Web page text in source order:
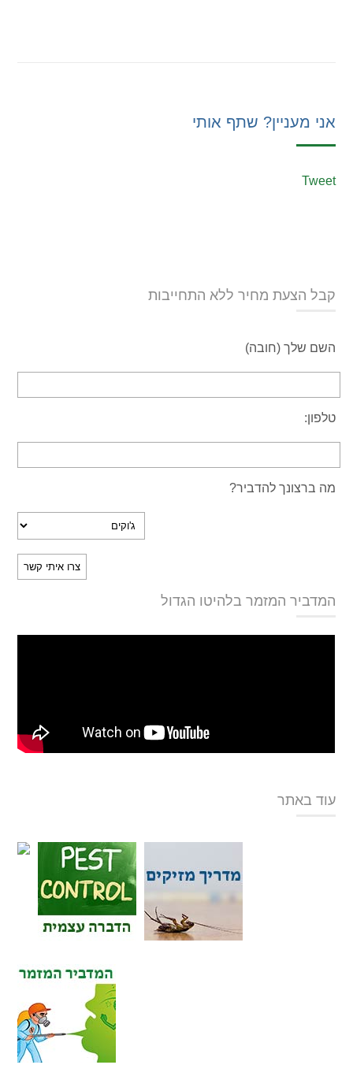
אני מעניין? שתף אותי
Tweet
קבל הצעת מחיר ללא התחייבות
השם שלך (חובה)
טלפון:
מה ברצונך להדביר?
המדביר המזמר בלהיטו הגדול
עוד באתר